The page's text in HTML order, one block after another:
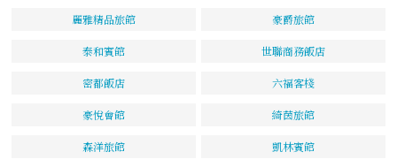
麗雅精品旅館 豪爵旅館
泰和賓館 世聯商務飯店
密都飯店 六福客棧
豪悅會館 綺茵旅館
森洋旅館 凱林賓館